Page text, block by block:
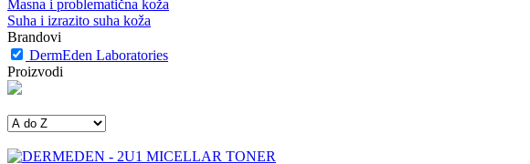
Masna i problematična koža
Suha i izrazito suha koža
Brandovi
DermEden Laboratories
Proizvodi